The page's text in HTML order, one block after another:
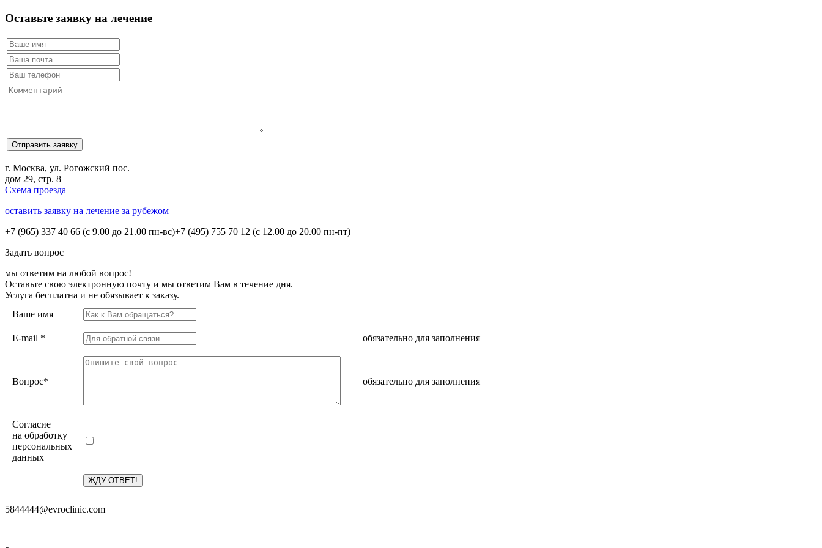
Оставьте заявку на лечение
г. Москва, ул. Рогожский пос.
дом 29, стр. 8
Схема проезда
оставить заявку на лечение за рубежом
+7 (965) 337 40 66 (с 9.00 до 21.00 пн-вс)+7 (495) 755 70 12 (с 12.00 до 20.00 пн-пт)
Задать вопрос
мы ответим на любой вопрос!
Оставьте свою электронную почту и мы ответим Вам в течение дня.
Услуга бесплатна и не обязывает к заказу.
Ваше имя
E-mail * обязательно для заполнения
Вопрос* обязательно для заполнения
Согласие
на обработку
персональных
данных
5844444@evroclinic.com